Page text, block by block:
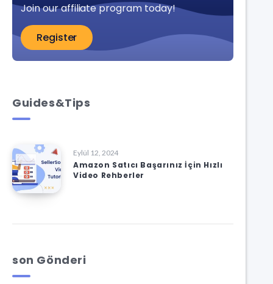
Join our affiliate program today!
Register
Guides&Tips
Eylül 12, 2024
Amazon Satıcı Başarınız İçin Hızlı
Video Rehberler
son Gönderi